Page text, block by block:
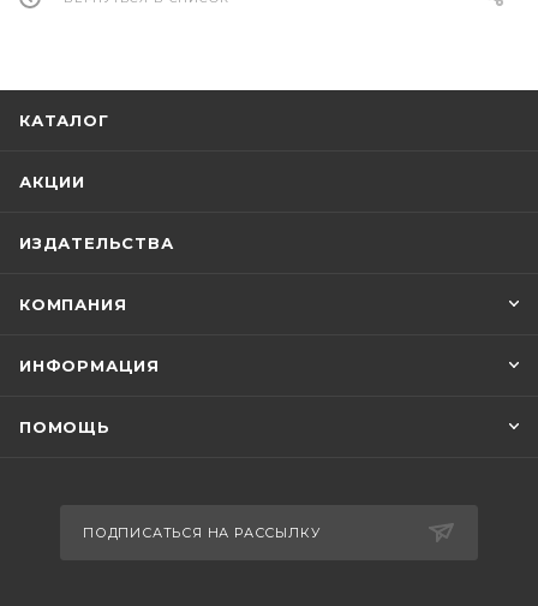
КАТАЛОГ
АКЦИИ
ИЗДАТЕЛЬСТВА
КОМПАНИЯ
ИНФОРМАЦИЯ
ПОМОЩЬ
ПОДПИСАТЬСЯ НА РАССЫЛКУ